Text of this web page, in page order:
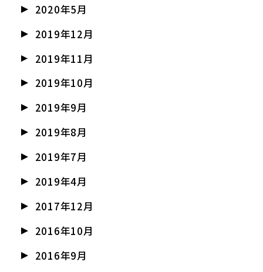
2020年5月
2019年12月
2019年11月
2019年10月
2019年9月
2019年8月
2019年7月
2019年4月
2017年12月
2016年10月
2016年9月